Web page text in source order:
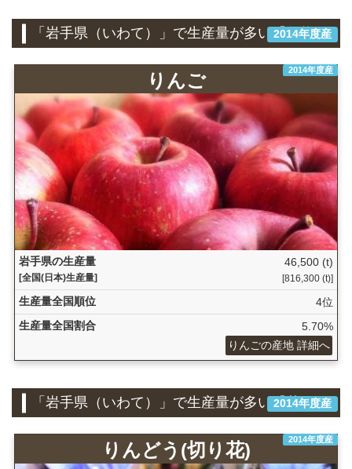
2014年度産
「岩手県（いわて）」で生産量が多い『果物』
2014年度産
りんご
岩手県の生産量
[全国(日本)生産量]
46,500 (t)
[816,300 (t)]
生産量全国順位
4位
生産量全国割合
5.70%
りんごの産地 詳細へ
2014年度産
「岩手県（いわて）」で生産量が多い『花き』
2014年度産
りんどう(切り花)